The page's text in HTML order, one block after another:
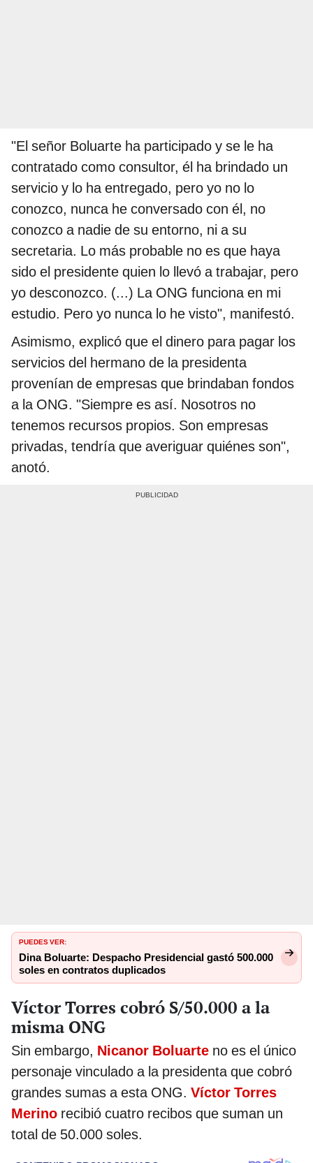
"El señor Boluarte ha participado y se le ha
contratado como consultor, él ha brindado un
servicio y lo ha entregado, pero yo no lo
conozco, nunca he conversado con él, no
conozco a nadie de su entorno, ni a su
secretaria. Lo más probable no es que haya
sido el presidente quien lo llevó a trabajar, pero
yo desconozco. (...) La ONG funciona en mi
estudio. Pero yo nunca lo he visto", manifestó.
Asimismo, explicó que el dinero para pagar los
servicios del hermano de la presidenta
provenían de empresas que brindaban fondos
a la ONG. "Siempre es así. Nosotros no
tenemos recursos propios. Son empresas
privadas, tendría que averiguar quiénes son",
anotó.
PUEDES VER:
Dina Boluarte: Despacho Presidencial gastó 500.000
soles en contratos duplicados
Víctor Torres cobró S/50.000 a la
misma ONG
Sin embargo, Nicanor Boluarte no es el único
personaje vinculado a la presidenta que cobró
grandes sumas a esta ONG. Víctor Torres
Merino recibió cuatro recibos que suman un
total de 50.000 soles.